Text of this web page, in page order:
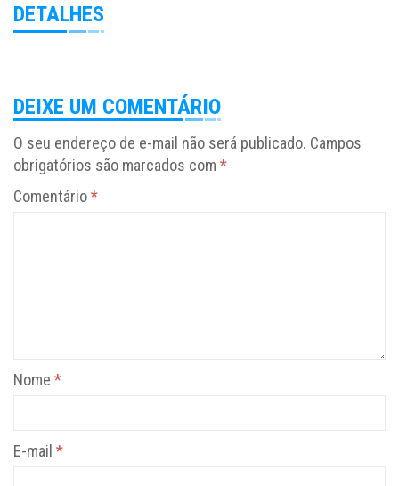
DETALHES
DEIXE UM COMENTÁRIO
O seu endereço de e-mail não será publicado. Campos
obrigatórios são marcados com *
Comentário*
Nome *
E-mail *